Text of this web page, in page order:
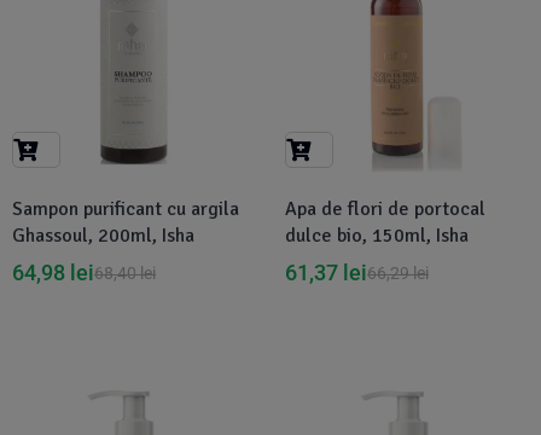
Sampon purificant cu argila
Ghassoul, 200ml, Isha
68,40lei
64,98 lei
Apa de flori de portocal
dulce bio, 150ml, Isha
66,29lei
61,37 lei